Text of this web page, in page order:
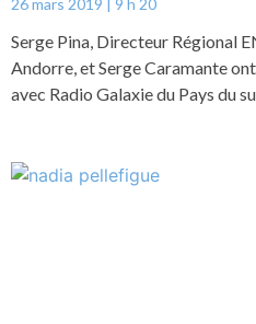
26 mars 2019 9 h 20
Serge Pina, Directeur Régional
Andorre, et Serge Caramante
avec Radio Galaxie du Pays du